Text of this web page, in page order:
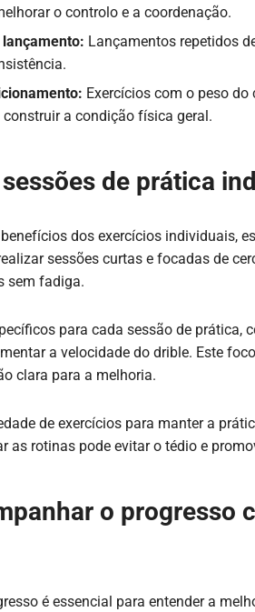
o controlo e a coordenação.
Lançamentos repetidos
Exercícios com o peso
a condição física geral.
de prática
dos exercícios individuais,
sessões curtas e focadas de
sem fadiga.
para cada sessão de prática,
a velocidade do drible. Este
clara para a melhoria.
de exercícios para manter a
as rotinas pode evitar o tédio e
o progresso
é essencial para entender a